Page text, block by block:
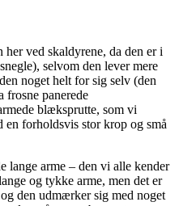
ved skaldyrene, da den er i
selvom den lever mere
noget helt for sig selv (den
frosne panerede
blæksprutte, som vi
en forholdsvis stor krop og små
lange arme – den vi alle kender
og tykke arme, men det er
den udmærker sig med noget